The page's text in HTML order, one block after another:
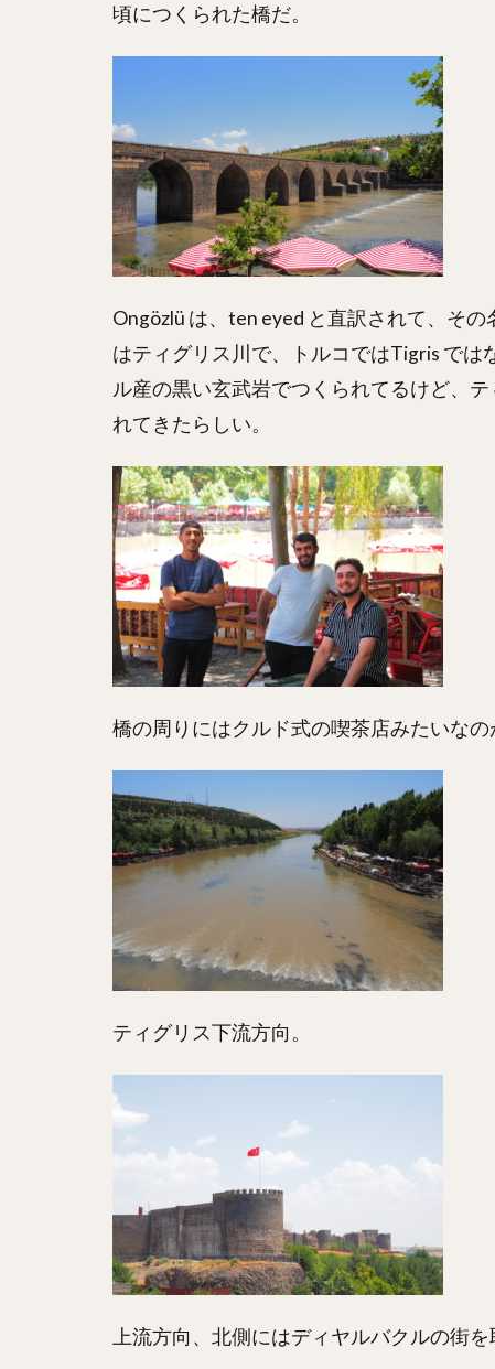
頃につくられた橋だ。
Ongözlü は、ten eyed と直訳されて、そ
はティグリス川で、トルコではTigris では
ル産の黒い玄武岩でつくられてるけど、
れてきたらしい。
橋の周りにはクルド式の喫茶店みたいなの
ティグリス下流方向。
上流方向、北側にはディヤルバクルの街を